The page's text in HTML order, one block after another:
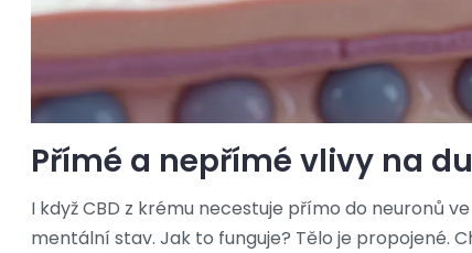
Přímé a nepřímé vlivy na
I když CBD z krému necestuje přímo do neuronů
mentální stav. Jak to funguje? Tělo je propojené.